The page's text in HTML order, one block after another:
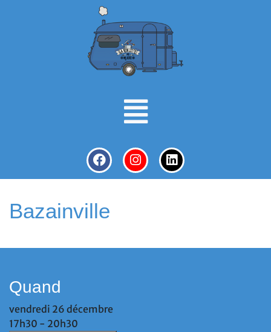
Bazainville
Quand
vendredi 26 décembre
17h30 - 20h30